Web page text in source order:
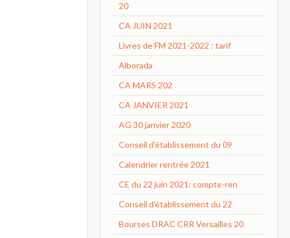
20
CA JUIN 2021
Livres de FM 2021-2022 : tarif
Alborada
CA MARS 202
CA JANVIER 2021
AG 30 janvier 2020
Conseil d'établissement du 09
Calendrier rentrée 2021
CE du 22 juin 2021: compte-ren
Conseil d'établissement du 22
Bourses DRAC CRR Versailles 20